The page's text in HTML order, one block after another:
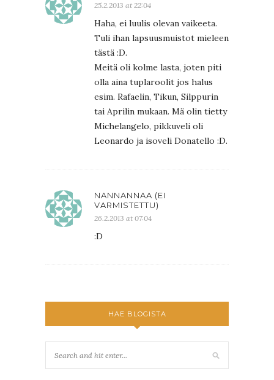
25.2.2013 at 22:04
Haha, ei luulis olevan vaikeeta.
Tuli ihan lapsuusmuistot mieleen
tästä :D.
Meitä oli kolme lasta, joten piti
olla aina tuplaroolit jos halus
esim. Rafaelin, Tikun, Silppurin
tai Aprilin mukaan. Mä olin tietty
Michelangelo, pikkuveli oli
Leonardo ja isoveli Donatello :D.
NANNANNAA (EI
VARMISTETTU)
26.2.2013 at 07:04
:D
HAE BLOGISTA